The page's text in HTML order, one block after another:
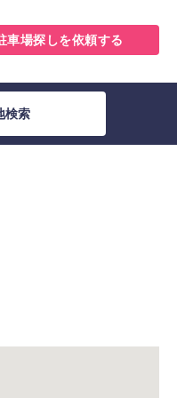
車場探しを依頼する
検索